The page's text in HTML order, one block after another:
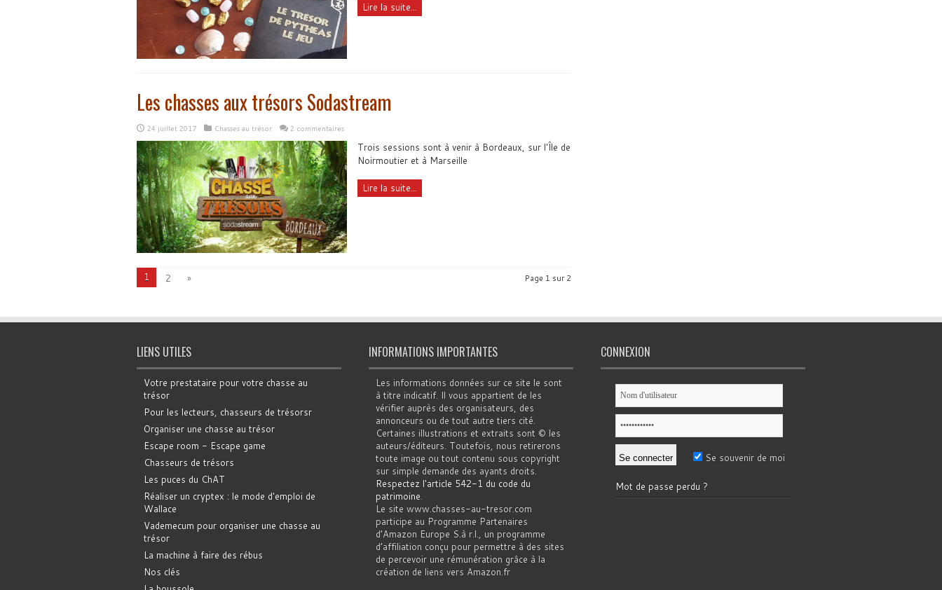
Lire la suite...
Les chasses aux trésors Sodastream
24 juillet 2017 Chasses au trésor 2 commentaires
Trois sessions sont à venir à Bordeaux, sur l'Île de
Noirmoutier et à Marseille
Lire la suite...
Page 1 sur 2
1 2 »
LIENS UTILES
Votre prestataire pour votre chasse au
trésor
Pour les lecteurs, chasseurs de trésorsr
Organiser une chasse au trésor
Escape room - Escape game
Chasseurs de trésors
Les puces du ChAT
Réaliser un cryptex : le mode d'emploi de
Wallace
Vademecum pour organiser une chasse au
trésor
La machine à faire des rébus
Nos clés
INFORMATIONS IMPORTANTES
Les informations données sur ce site le sont
à titre indicatif. Il vous appartient de les
vérifier auprès des organisateurs, des
annonceurs ou de tout autre tiers cité.
Certaines illustrations et extraits sont © les
auteurs/éditeurs. Toutefois, nous retirerons
toute image ou tout contenu sous copyright
sur simple demande des ayants droits.
Respectez l'article 542-1 du code du
patrimoine.
Le site www.chasses-au-tresor.com
participe au Programme Partenaires
d’Amazon Europe S.à r.l., un programme
d’affiliation conçu pour permettre à des sites
de percevoir une rémunération grâce à la
création de liens vers Amazon.fr
CONNEXION
Se souvenir de moi
Mot de passe perdu ?